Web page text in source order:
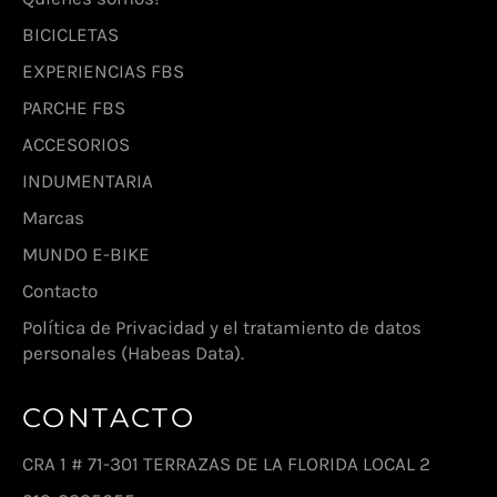
BICICLETAS
EXPERIENCIAS FBS
PARCHE FBS
ACCESORIOS
INDUMENTARIA
Marcas
MUNDO E-BIKE
Contacto
Política de Privacidad y el tratamiento de datos
personales (Habeas Data).
CONTACTO
CRA 1 # 71-301 TERRAZAS DE LA FLORIDA LOCAL 2